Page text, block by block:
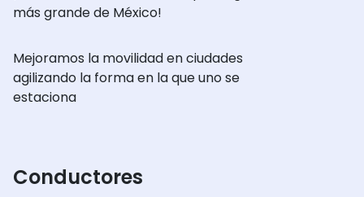
más grande de México!
Mejoramos la movilidad en ciudades
agilizando la forma en la que uno se
estaciona
Conductores